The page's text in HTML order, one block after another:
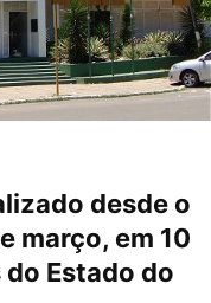
desde o
março, em 10
Estado do